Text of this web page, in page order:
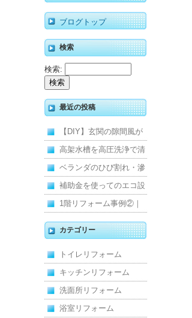
ブログトップ
検索
検索:
最近の投稿
【DIY】玄関の隙間風が
寒くて断熱ドアに交換し
ました
高架水槽を高圧洗浄で清
掃！衛生的な給水環境を
維持｜施工事例
ベランダのひび割れ・滲
みを解消！賃貸マンショ
ン防水工事
補助金を使ってのエコ設
備住宅リフォーム
1階リフォーム事例②｜
キッチン・床・収納を一
新し、扉新設で動線を整
えた全面改修
カテゴリー
トイレリフォーム
キッチンリフォーム
洗面所リフォーム
浴室リフォーム